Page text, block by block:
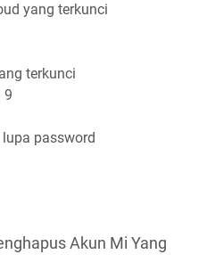
yang terkunci
terkunci
9
password
Akun Mi Yang